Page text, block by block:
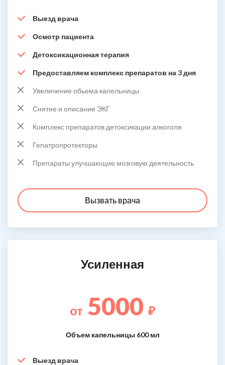
Выезд врача
Осмотр пациента
Детоксикационная терапия
Предоставляем комплекс препаратов на 3 дня
Увеличение обьема капельницы
Снятие и описание ЭКГ
Комплекс препаратов детоксикации алкоголя
Гепатропротекторы
Препараты улучшающие мозговую деятельность
Вызвать врача
Усиленная
от 5000 ₽
Объем капельницы 600 мл
Выезд врача